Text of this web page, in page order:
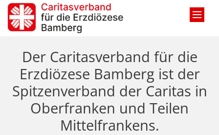
Zum Inhalt springen
Der Caritasverband für die
Erzdiözese Bamberg ist der
Spitzenverband der Caritas in
Oberfranken und Teilen
Mittelfrankens.